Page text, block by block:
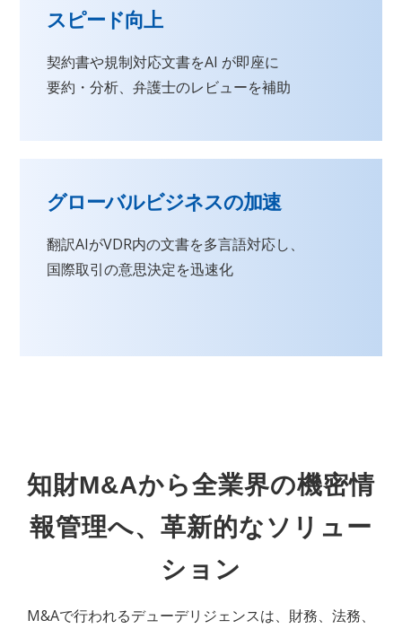
スピード向上
契約書や規制対応文書をAI が即座に
要約・分析、弁護士のレビューを補助
グローバルビジネスの加速
翻訳AIがVDR内の文書を多言語対応し、
国際取引の意思決定を迅速化
知財M&Aから全業界の機密情
報管理へ、革新的なソリュー
ション
M&Aで⾏われるデューデリジェンスは、財務、法務、